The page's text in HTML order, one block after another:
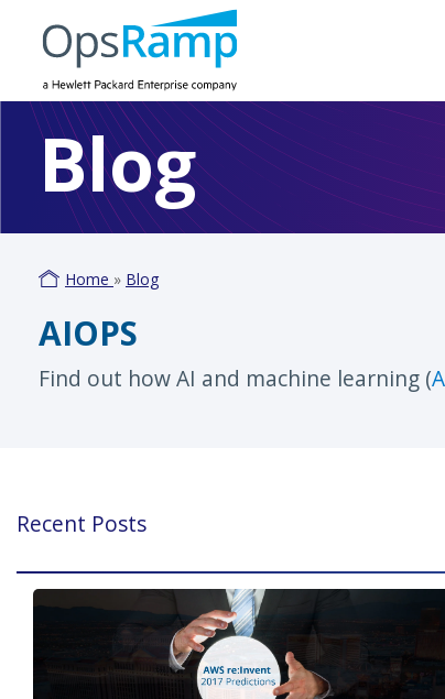
Blog
Home » Blog
AIOPS
Find out how AI and machine learning (
Recent Posts